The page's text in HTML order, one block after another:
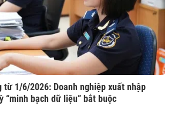
từ 1/6/2026: Doanh nghiệp xuất nhập
“minh bạch dữ liệu” bắt buộc